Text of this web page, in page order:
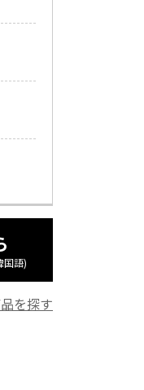
国語)
を探す